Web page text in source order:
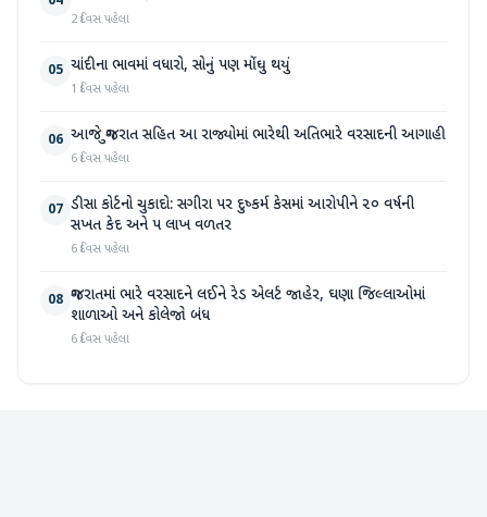
2 દિવસ પહેલા
05 ચાંદીના ભાવમાં વધારો, સોનું પણ મોંઘુ થયું
1 દિવસ પહેલા
06 આજે ગુજરાત સહિત આ રાજ્યોમાં ભારેથી અતિભારે વરસાદની આગાહી
6 દિવસ પહેલા
07 ડીસા કોર્ટનો ચુકાદો: સગીરા પર દુષ્કર્મ કેસમાં આરોપીને ૨૦ વર્ષની
સખત કેદ અને ૫ લાખ વળતર
6 દિવસ પહેલા
08 ગુજરાતમાં ભારે વરસાદને લઈને રેડ એલર્ટ જાહેર, ઘણા જિલ્લાઓમાં
શાળાઓ અને કોલેજો બંધ
6 દિવસ પહેલા